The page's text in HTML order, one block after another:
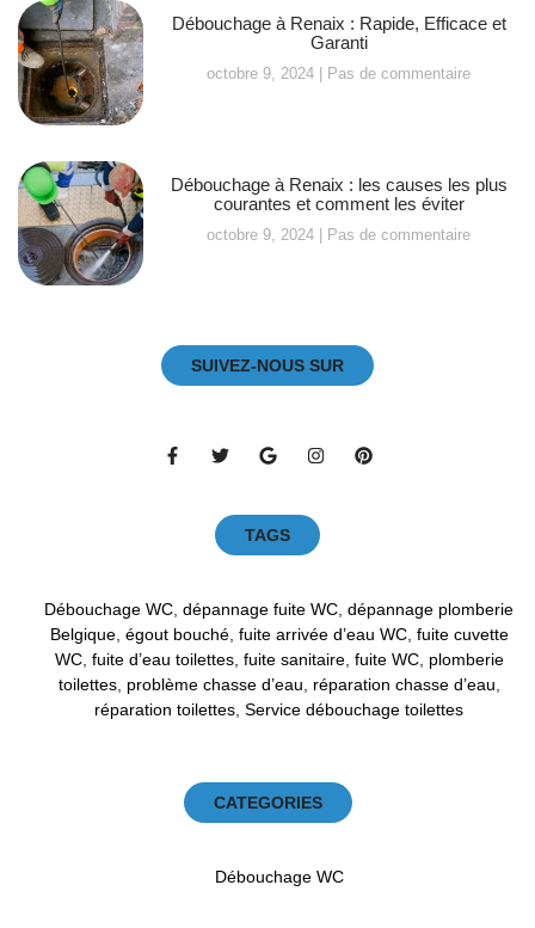
Débouchage à Renaix : Rapide, Efficace et
Garanti
octobre 9, 2024 Pas de commentaire
Débouchage à Renaix : les causes les plus
courantes et comment les éviter
octobre 9, 2024 Pas de commentaire
SUIVEZ-NOUS SUR
TAGS
Débouchage WC dépannage fuite WC dépannage plomberie
Belgique, égout bouché, fuite arrivée d’eau WC, fuite cuvette
WC, fuite d’eau toilettes, fuite sanitaire, fuite WC, plomberie
toilettes, problème chasse d’eau réparation chasse d’eau
réparation toilettes Service débouchage toilettes
CATEGORIES
Débouchage WC